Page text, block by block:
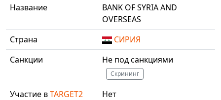
Название
BANK OF SYRIA AND
OVERSEAS
Страна
СИРИЯ
Санкции
Не под санкциями
Скрининг
Участие вTARGET2
Нет